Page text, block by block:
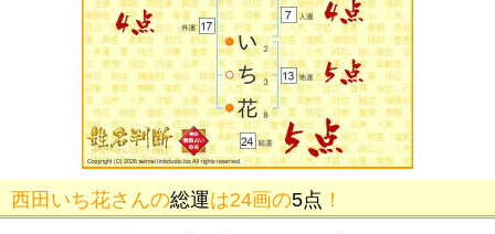
西田いち花さんの総運は24画の5点 ！